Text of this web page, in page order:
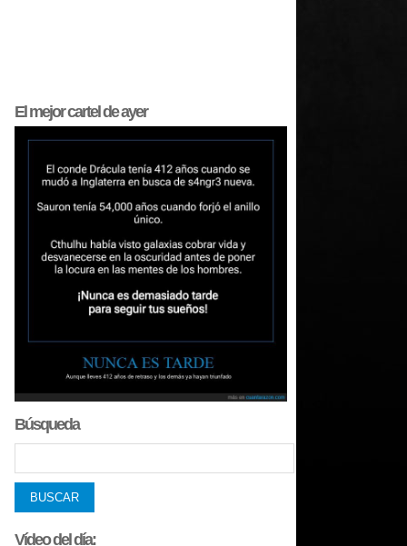
El mejorcartel de ayer
Búsqueda
Vídeo del día: